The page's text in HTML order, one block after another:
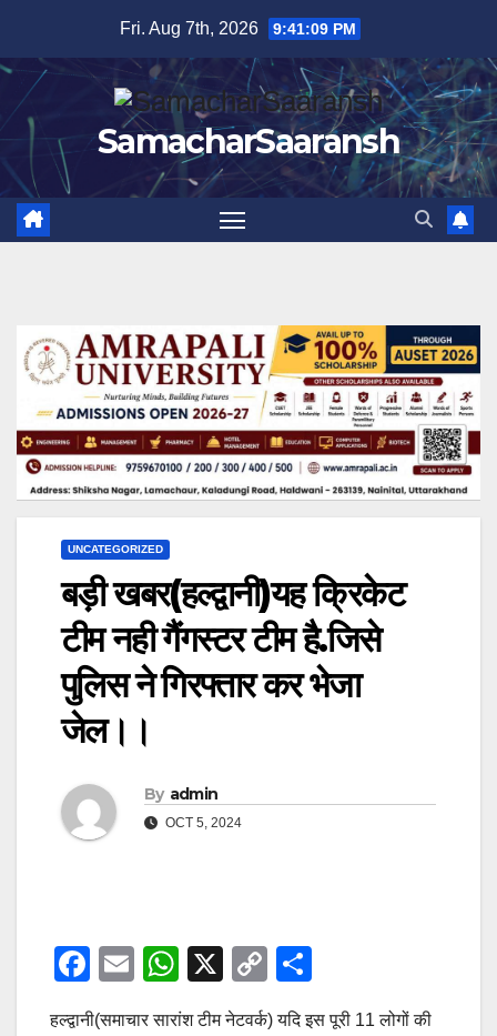
content
Fri. Aug 7th, 2026 9:41:10 PM
SamacharSaaransh
UNCATEGORIZED
बड़ी खबर(हल्द्वानी)यह क्रिकेट
टीम नही गैंगस्टर टीम है.जिसे
पुलिस ने गिरफ्तार कर भेजा
जेल।।
By admin
OCT 5, 2024
F
E
W
X
C
हल्द्वानी(समाचार सारांश टीम नेटवर्क) यदि इस पूरी 11 लोगों की